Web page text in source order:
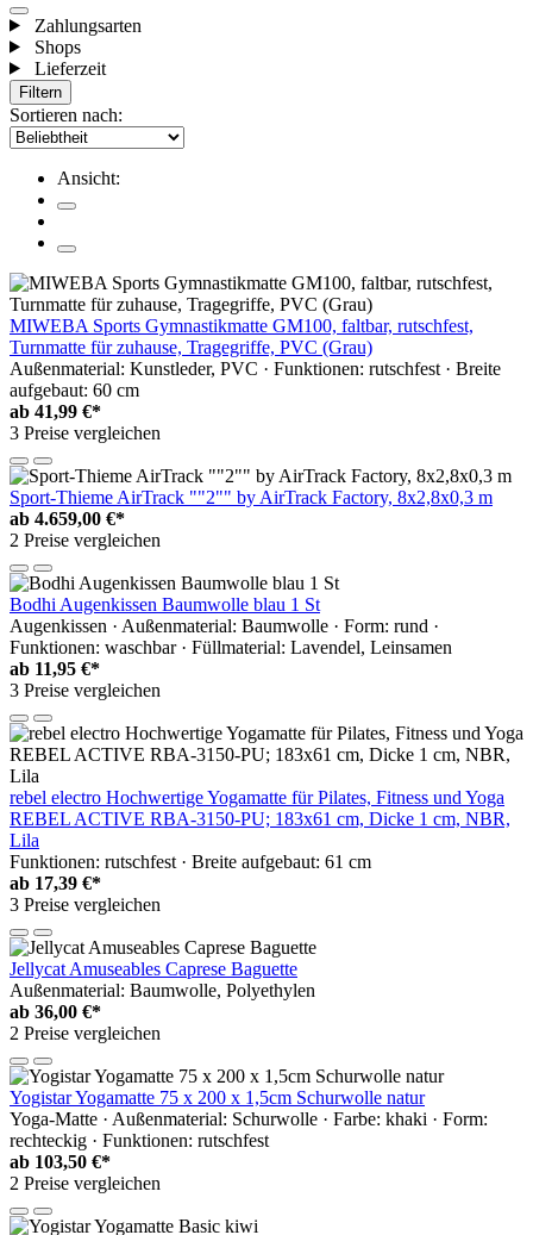
Zahlungsarten
Shops
Lieferzeit
Filtern
Sortieren nach:
Ansicht:
MIWEBA Sports Gymnastikmatte GM100, faltbar, rutschfest,
Turnmatte für zuhause, Tragegriffe, PVC (Grau)
Außenmaterial: Kunstleder, PVC · Funktionen: rutschfest · Breite
aufgebaut: 60 cm
ab 41,99 €*
3 Preise vergleichen
Sport-Thieme AirTrack ""2"" by AirTrack Factory, 8x2,8x0,3 m
ab 4.659,00 €*
2 Preise vergleichen
Bodhi Augenkissen Baumwolle blau 1 St
Augenkissen · Außenmaterial: Baumwolle · Form: rund ·
Funktionen: waschbar · Füllmaterial: Lavendel, Leinsamen
ab 11,95 €*
3 Preise vergleichen
rebel electro Hochwertige Yogamatte für Pilates, Fitness und Yoga
REBEL ACTIVE RBA-3150-PU; 183x61 cm, Dicke 1 cm, NBR,
Lila
Funktionen: rutschfest · Breite aufgebaut: 61 cm
ab 17,39 €*
3 Preise vergleichen
Jellycat Amuseables Caprese Baguette
Außenmaterial: Baumwolle, Polyethylen
ab 36,00 €*
2 Preise vergleichen
Yogistar Yogamatte 75 x 200 x 1,5cm Schurwolle natur
Yoga-Matte · Außenmaterial: Schurwolle · Farbe: khaki · Form:
rechteckig · Funktionen: rutschfest
ab 103,50 €*
2 Preise vergleichen